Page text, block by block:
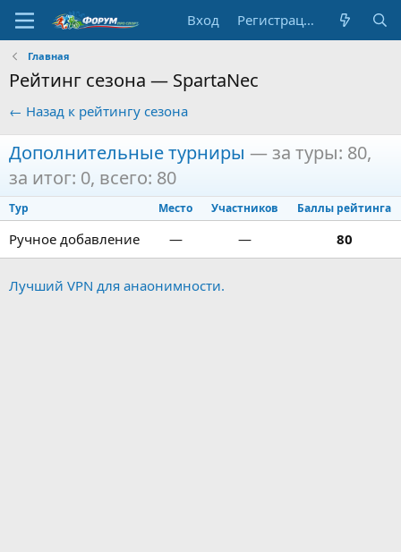
Вход Регистрация
Главная
Рейтинг сезона — SpartaNec
← Назад к рейтингу сезона
Дополнительные турниры — за туры: 80,
за итог: 0, всего: 80
Тур Место Участников Баллы рейтинга
Ручное добавление — — 80
Лучший VPN для анаонимности.